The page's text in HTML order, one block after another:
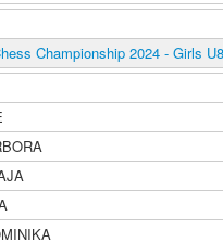
Championship 2024 - Girls U8